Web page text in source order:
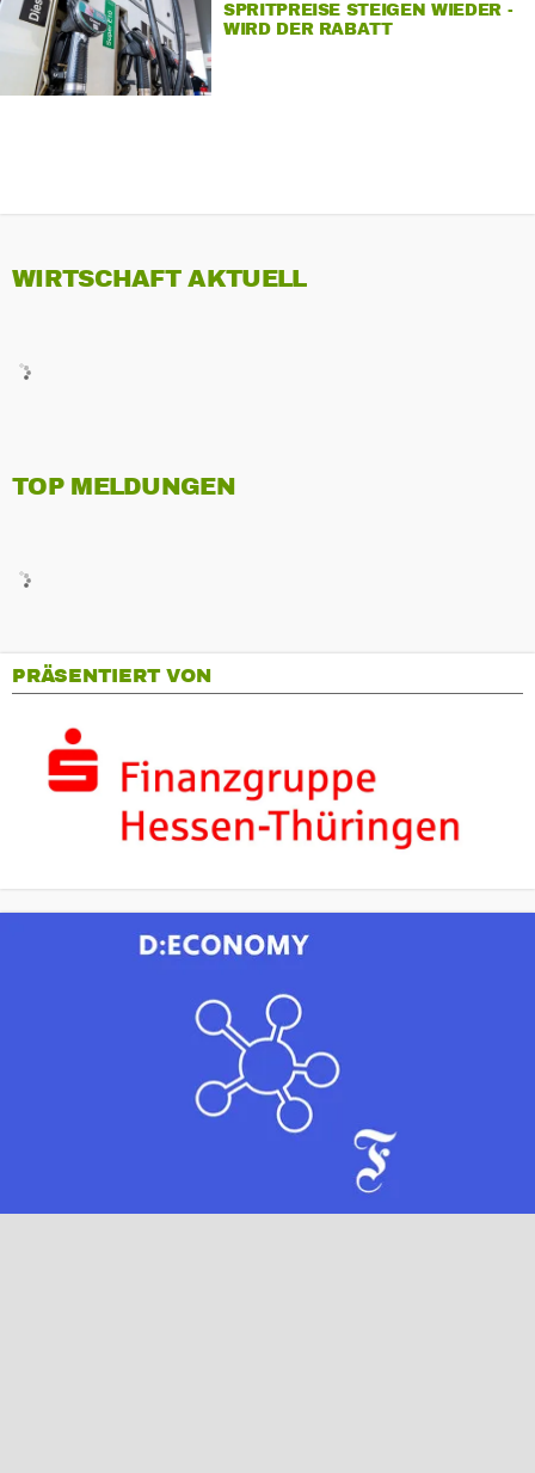
SPRITPREISE STEIGEN WIEDER -
WIRD DER RABATT
WIRTSCHAFT AKTUELL
TOP MELDUNGEN
PRÄSENTIERT VON